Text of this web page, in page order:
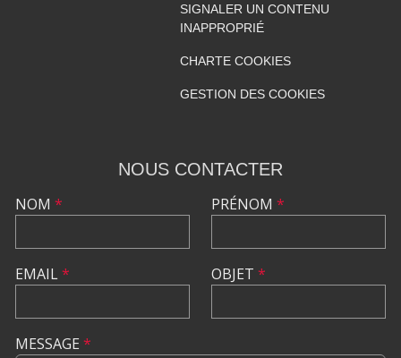
SIGNALER UN CONTENU
INAPPROPRIÉ
CHARTE COOKIES
GESTION DES COOKIES
NOUS CONTACTER
NOM *
EMAIL*
PRÉNOM *
OBJET *
MESSAGE *